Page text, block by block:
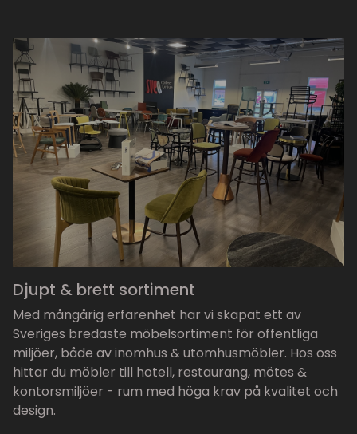
Djupt & brett sortiment
Med mångårig erfarenhet har vi skapat ett av
Sveriges bredaste möbelsortiment för offentliga
miljöer, både av inomhus & utomhusmöbler. Hos oss
hittar du möbler till hotell, restaurang, mötes &
kontorsmiljöer - rum med höga krav på kvalitet och
design.